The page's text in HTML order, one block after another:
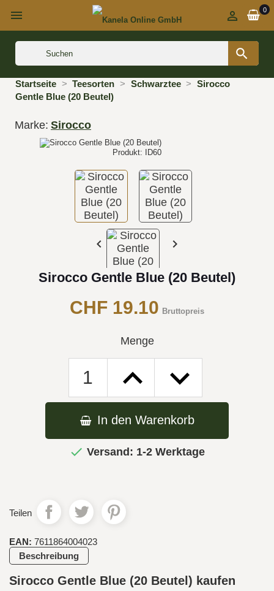
 0


Startseite Teesorten Schwarztee
Sirocco
Gentle Blue (20 Beutel)
Marke: Sirocco
Produkt: ID60
 
Sirocco Gentle Blue (20 Beutel)
CHF 19.10 Bruttopreis
Menge
In den Warenkorb
 Versand: 1-2 Werktage
Teilen
EAN: 7611864004023
Beschreibung
Sirocco Gentle Blue (20 Beutel) kaufen